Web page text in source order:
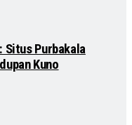
Situs Purbakala
Kuno